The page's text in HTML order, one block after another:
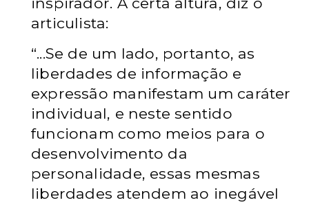
articulista:
“...Se de um lado, portanto, as
liberdades de informação e
expressão manifestam um caráter
individual, e neste sentido
funcionam como meios para o
desenvolvimento da
personalidade, essas mesmas
liberdades atendem ao inegável